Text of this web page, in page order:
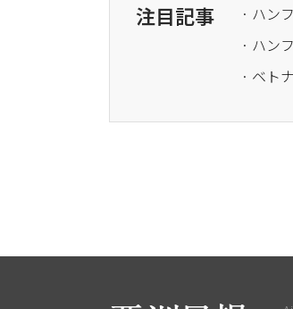
注目記事
· ハン
· ベト